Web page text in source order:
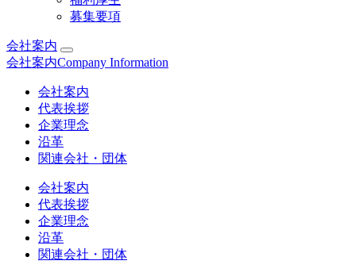
募集要項
会社案内
会社案内Company Information
会社案内
代表挨拶
企業理念
沿革
関連会社・団体
会社案内
代表挨拶
企業理念
沿革
関連会社・団体